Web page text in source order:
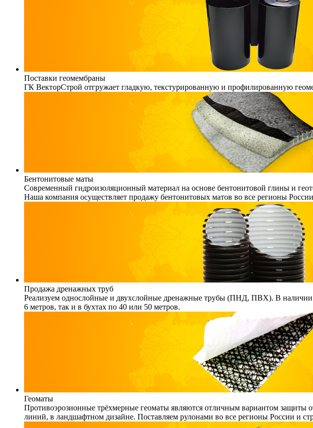
Поставки геомембраны
ГК ВекторСтрой отгружает гладкую, текстурированную и профилированную
Бентонитовые маты
Современный гидроизоляционный материал на основе бентонитовой глины и
Наша компания осуществляет продажу бентонитовых матов во все регионы
Продажа дренажных труб
Реализуем однослойные и двухслойные дренажные трубы (ПНД, ПВХ). В наличии
6 метров, так и в бухтах по 40 или 50 метров.
Геоматы
Противоэрозионные трёхмерные геоматы являются отличным вариантом защиты
линий, в ландшафтном дизайне. Поставляем рулонами во все регионы России и